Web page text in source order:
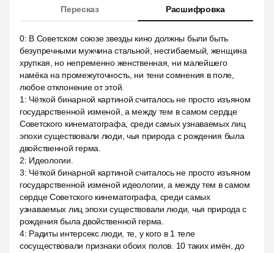
Пересказ Расшифровка
0: В Советском союзе звезды кино должны были быть
безупречными мужчина стальной, несгибаемый, женщина
хрупкая, но непременно женственная, ни малейшего
намёка на промежуточность, ни тени сомнения в поле,
любое отклонение от этой.
1 : Чёткой бинарной картиной считалось не просто изъяном
государственной изменой, а между тем в самом сердце
Советского кинематографа, среди самых узнаваемых лиц
эпохи существовали люди, чья природа с рождения была
двойственной герма.
2: Идеологии.
3: Чёткой бинарной картиной считалось не просто изъяном
государственной изменой идеологии, а между тем в самом
сердце Советского кинематографа, среди самых
узнаваемых лиц эпохи существовали люди, чья природа с
рождения была двойственной герма.
4: Радиты интерсекс люди, те, у кого в 1 теле
сосуществовали признаки обоих полов. 10 таких имён, до